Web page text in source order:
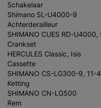
Schakelaar
Shimano SL-U4000-9
Achterderailleur
SHIMANO CUES RD-U4000,
Crankset
HERCULES Classic, Isis
Cassette
SHIMANO CS-LG300-9, 11-
Ketting
SHIMANO CN-LG500
Rem